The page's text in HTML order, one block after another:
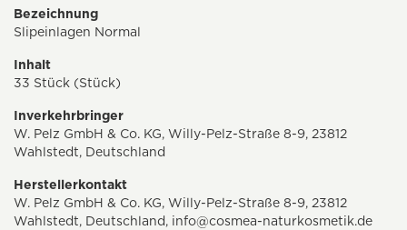
Bezeichnung
Slipeinlagen Normal
Inhalt
33 Stück (Stück)
Inverkehrbringer
W. Pelz GmbH & Co. KG, Willy-Pelz-Straße 8-9, 23812
Wahlstedt, Deutschland
Herstellerkontakt
W. Pelz GmbH & Co. KG, Willy-Pelz-Straße 8-9, 23812
Wahlstedt, Deutschland, info@cosmea-naturkosmetik.de